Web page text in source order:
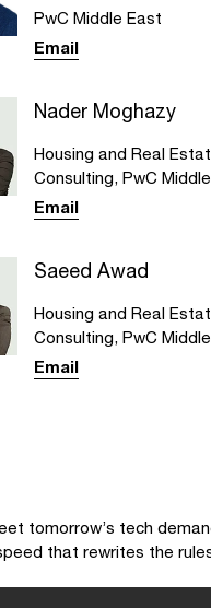
PwC Middle East
Email
Nader Moghazy
Housing and Real
Consulting, PwC
Email
Saeed Awad
Housing and Real
Consulting, PwC
Email
tomorrow’s tech
that rewrites the